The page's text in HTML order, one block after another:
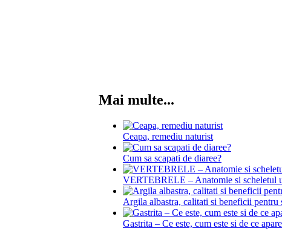
Mai multe...
Ceapa, remediu naturist
Cum sa scapati de diaree?
VERTEBRELE – Anatomie si scheletul
Argila albastra, calitati si beneficii pentru
Gastrita – Ce este, cum este si de ce